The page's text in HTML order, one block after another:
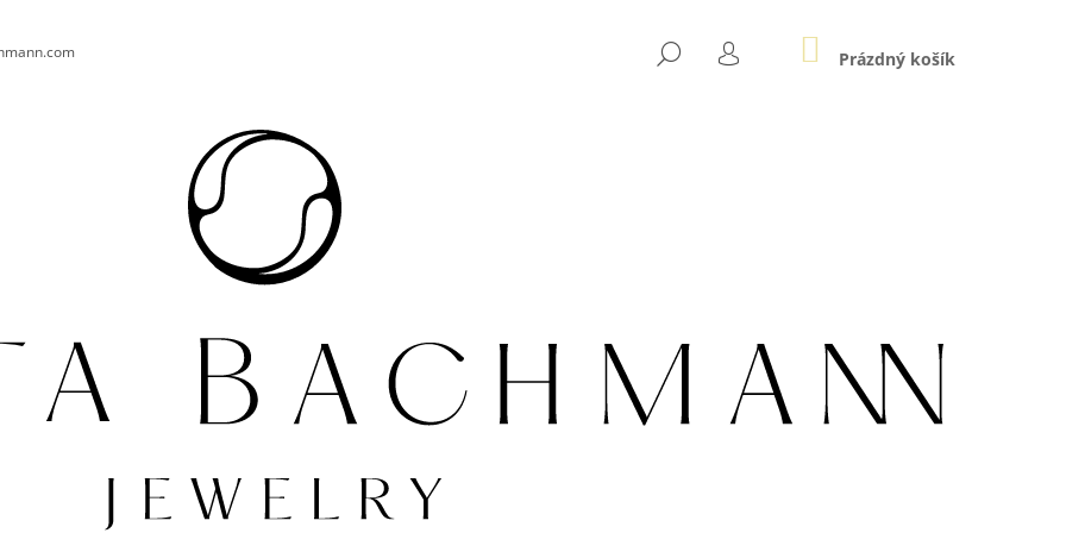
HLEDAT
PŘIHLÁŠENÍ
NÁKUPNÍ
KOŠÍK
Prázdný košík
CO POTŘEBUJETE NAJÍT?
HLEDAT
PRSTEN AURA 004 AG
NÁUŠNICE TURTLE AU ZLATÉ